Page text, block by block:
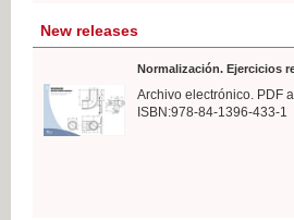
New releases
Normalización. Ejercicios
Archivo electrónico. PDF
ISBN:978-84-1396-433-1